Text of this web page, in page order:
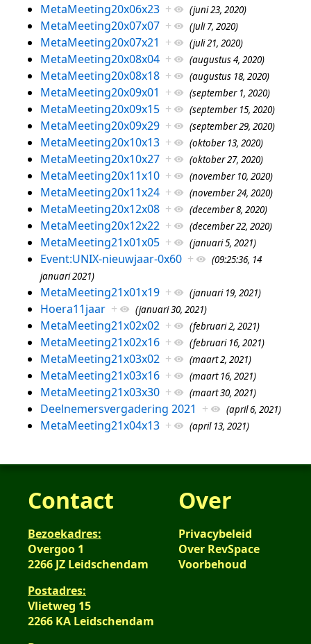
MetaMeeting20x06x23 + (juni 23, 2020)
MetaMeeting20x07x07 + (juli 7, 2020)
MetaMeeting20x07x21 + (juli 21, 2020)
MetaMeeting20x08x04 + (augustus 4, 2020)
MetaMeeting20x08x18 + (augustus 18, 2020)
MetaMeeting20x09x01 + (september 1, 2020)
MetaMeeting20x09x15 + (september 15, 2020)
MetaMeeting20x09x29 + (september 29, 2020)
MetaMeeting20x10x13 + (oktober 13, 2020)
MetaMeeting20x10x27 + (oktober 27, 2020)
MetaMeeting20x11x10 + (november 10, 2020)
MetaMeeting20x11x24 + (november 24, 2020)
MetaMeeting20x12x08 + (december 8, 2020)
MetaMeeting20x12x22 + (december 22, 2020)
MetaMeeting21x01x05 + (januari 5, 2021)
Event:UNIX-nieuwjaar-0x60 +
(09:25:36, 14
januari 2021)
MetaMeeting21x01x19 + (januari 19, 2021)
Hoera11jaar + (januari 30, 2021)
MetaMeeting21x02x02 + (februari 2, 2021)
MetaMeeting21x02x16 + (februari 16, 2021)
MetaMeeting21x03x02 + (maart 2, 2021)
MetaMeeting21x03x16 + (maart 16, 2021)
MetaMeeting21x03x30 + (maart 30, 2021)
Deelnemersvergadering 2021 + (april 6, 2021)
MetaMeeting21x04x13 + (april 13, 2021)
Contact
Bezoekadres:
Overgoo 1
2266 JZ Leidschendam
Postadres:
Vlietweg 15
2266 KA Leidschendam
Over
Privacybeleid
Over RevSpace
Voorbehoud